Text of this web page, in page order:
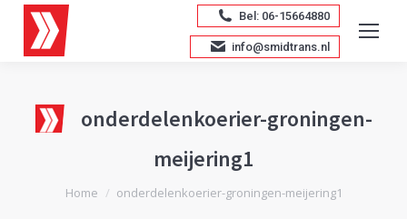
Bel: 06-15664880
info@smidtrans.nl
onderdelenkoerier-groningen-
meijering1
Je bent hier:
Home onderdelenkoerier-groningen-meijering1